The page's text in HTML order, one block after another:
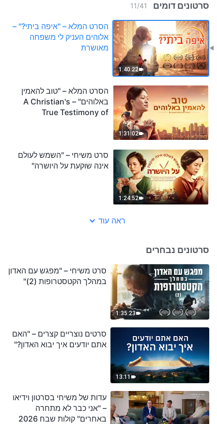
סרטונים דומים 11/41
1:40:22
הסרט המלא – "איפה ביתי?" –
אלוהים העניק לי משפחה
מאושרת
1:31:02
הסרט המלא – "טוב להאמין
באלוהים" – A Christian's
True Testimony of
1:24:52
סרט משיחי – "השמש לעולם
אינה שוקעת על היושרה"
ראה עוד
סרטונים נבחרים
1:35:23
סרט משיחי – "מפגש עם האדון
במהלך הקטסטרופות (2)"
13:11
סרטים נוצריים קצרים – "האם
אתם יודעים איך יבוא האדון?"
עדות של משיחי בסרטון וידיאו
– "אני כבר לא מתחרה
באחרים" קולות שבח 2026